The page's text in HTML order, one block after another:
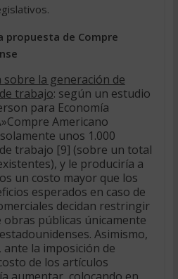
propuesta de Compre
sobre la generación de
trabajo: según un estudio
para Economía
Americano
unos 1.000
trabajo [9] (sobre un total
y le produciría a
un costo mayor que los
esperados en caso de
decidan restringir
obras públicas únicamente
Asimismo,
ante la imposición de
de los artículos